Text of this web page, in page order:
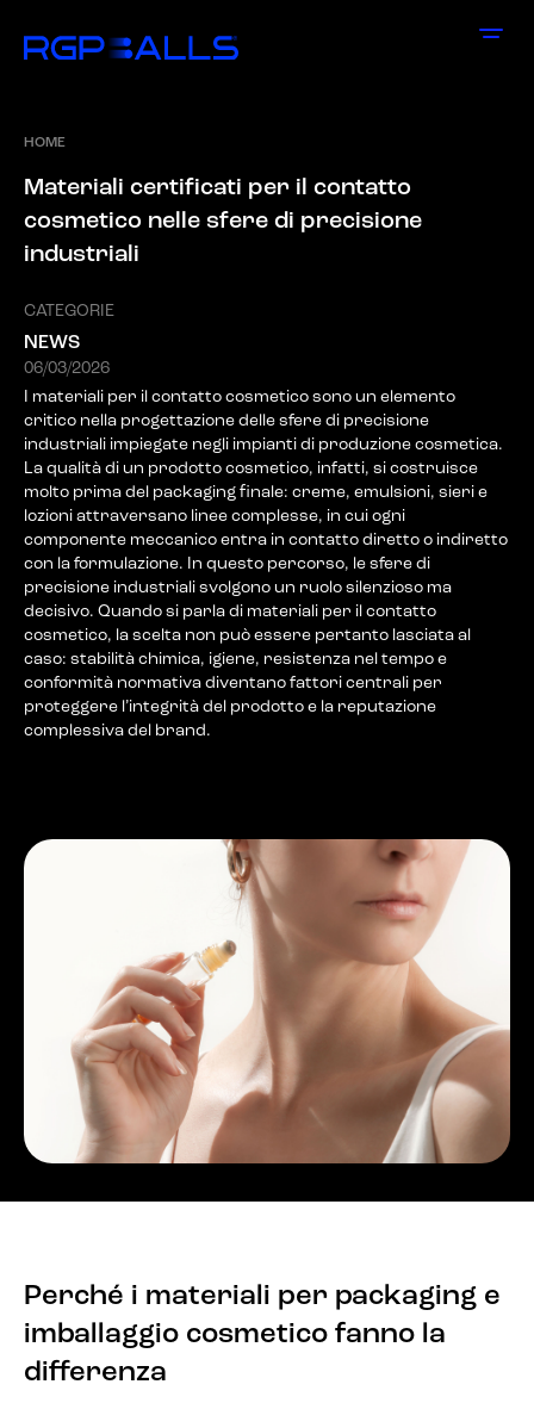
HOME
Materiali certificati per il contatto
cosmetico nelle sfere di precisione
industriali
CATEGORIE
NEWS
06/03/2026
I materiali per il contatto cosmetico sono un elemento
critico nella progettazione delle sfere di precisione
industriali impiegate negli impianti di produzione cosmetica.
La qualità di un prodotto cosmetico, infatti, si costruisce
molto prima del packaging finale: creme, emulsioni, sieri e
lozioni attraversano linee complesse, in cui ogni
componente meccanico entra in contatto diretto o indiretto
con la formulazione. In questo percorso, le sfere di
precisione industriali svolgono un ruolo silenzioso ma
decisivo. Quando si parla di materiali per il contatto
cosmetico, la scelta non può essere pertanto lasciata al
caso: stabilità chimica, igiene, resistenza nel tempo e
conformità normativa diventano fattori centrali per
proteggere l’integrità del prodotto e la reputazione
complessiva del brand.
Perché i materiali per packaging e
imballaggio cosmetico fanno la
differenza